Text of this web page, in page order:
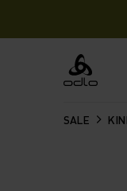
Odlo
SALE